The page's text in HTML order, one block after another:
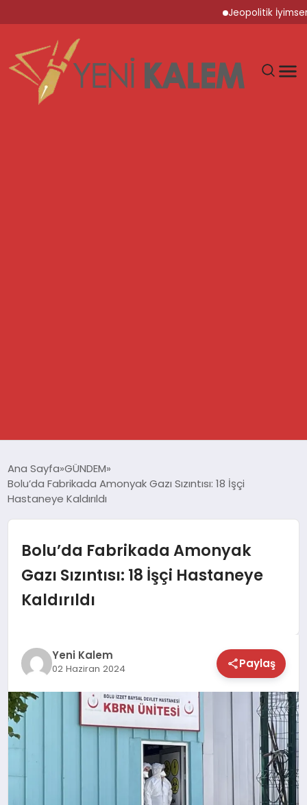
Jeopolitik İyimserlik
SPOR
YAŞAM
SAĞLIK
MAGAZİN
EĞİTİM
Ana Sayfa GÜNDEM
Bolu’da Fabrikada Amonyak Gazı Sızıntısı: 18 İşçi
Hastaneye Kaldırıldı
Bolu’da Fabrikada Amonyak
Gazı Sızıntısı: 18 İşçi Hastaneye
Kaldırıldı
Yeni Kalem
02 Haziran 2024 Paylaş